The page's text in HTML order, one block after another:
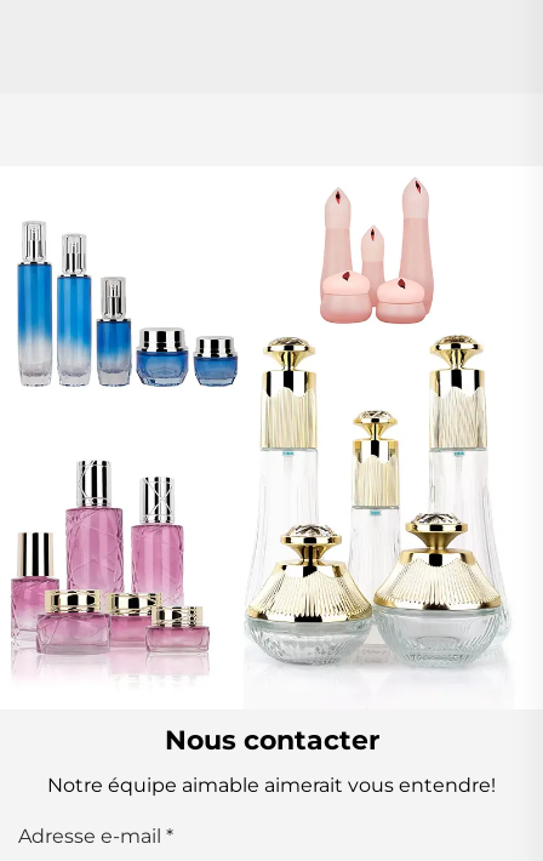
Nous contacter
Notre équipe aimable aimerait vous entendre!
Adresse e-mail *